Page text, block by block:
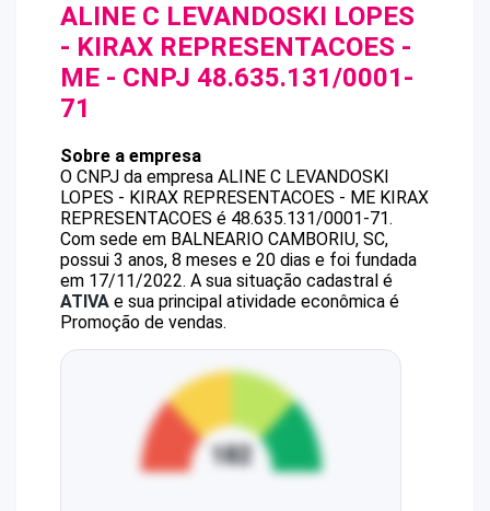
ALINE C LEVANDOSKI LOPES
- KIRAX REPRESENTACOES -
ME - CNPJ 48.635.131/0001-
71
Sobre a empresa
O CNPJ da empresa ALINE C LEVANDOSKI
LOPES - KIRAX REPRESENTACOES - ME KIRAX
REPRESENTACOES é 48.635.131/0001-71.
Com sede em BALNEARIO CAMBORIU, SC,
possui 3 anos, 8 meses e 20 dias e foi fundada
em 17/11/2022. A sua situação cadastral é
ATIVA e sua principal atividade econômica é
Promoção de vendas.